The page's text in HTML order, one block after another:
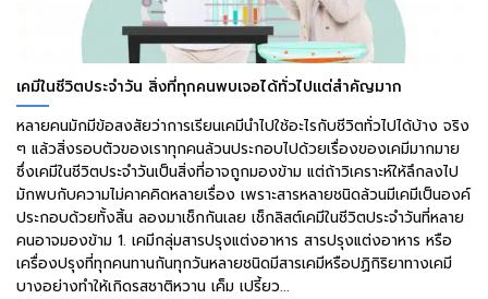
เคมีในชีวิตประจำวัน สิ่งที่ทุกคนพบเจอได้ทั่วไปแต่สำคัญมาก
หลายคนมักมีข้อสงสัยว่าการเรียนเคมีนำไปใช้อะไรกับชีวิตทั่วไปได้บ้าง จริง
ๆ แล้วสิ่งรอบตัวของเราทุกคนล้วนประกอบไปด้วยเรื่องของเคมีมากมาย
ซึ่งเคมีในชีวิตประจำวันเป็นสิ่งที่อาจถูกมองข้าม แต่ถ้าวิเคราะห์ให้ลึกลงไป
มักพบกับความไม่คาคคิดหลายเรื่อง เพราะสารหลายชนิดล้วนมีเคมีเป็นองค์
ประกอบด้วยทั้งสิ้น ลองมาเช็กกันเลย เช็กลิสต์เคมีในชีวิตประจำวันที่หลาย
คนอาจมองข้าม 1. เคมีกลุ่มสารปรุงแต่งอาหาร สารปรุงแต่งอาหาร หรือ
เครื่องปรุงที่ทุกคนทานกันทุกวันหลายชนิดมีสารเคมีหรือปฏิกิริยาทางเคมี
บางอย่างทำให้เกิดรสชาติหวาน เค็ม เปรี้ยว...